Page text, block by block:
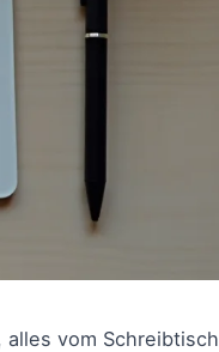
vom Schreibtisch